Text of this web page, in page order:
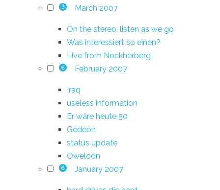
3 March 2007
On the stereo, listen as we go
Was interessiert so einen?
Live from Nockherberg
6 February 2007
Iraq
useless information
Er wäre heute 50
Gedeon
status update
Owelodn
6 January 2007